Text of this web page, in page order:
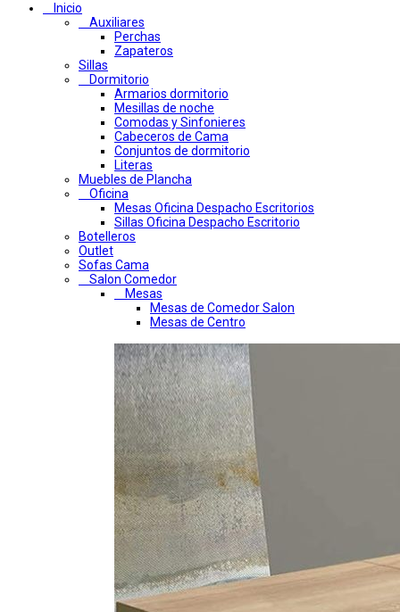
Inicio
Auxiliares
Perchas
Zapateros
Sillas
Dormitorio
Armarios dormitorio
Mesillas de noche
Comodas y Sinfonieres
Cabeceros de Cama
Conjuntos de dormitorio
Literas
Muebles de Plancha
Oficina
Mesas Oficina Despacho Escritorios
Sillas Oficina Despacho Escritorio
Botelleros
Outlet
Sofas Cama
Salon Comedor
Mesas
Mesas de Comedor Salon
Mesas de Centro